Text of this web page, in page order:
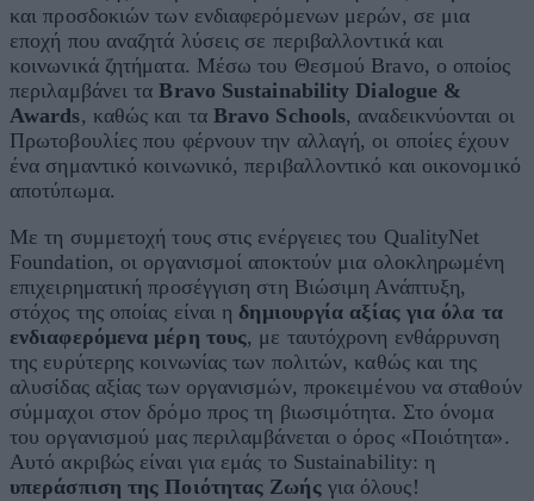
και προσδοκιών των ενδιαφερόμενων μερών, σε μια
εποχή που αναζητά λύσεις σε περιβαλλοντικά και
κοινωνικά ζητήματα. Μέσω του Θεσμού Bravo, o οποίος
περιλαμβάνει ταBravo Sustainability Dialogue &
Awards, καθώς και τα Bravo Schools, αναδεικνύονται οι
Πρωτοβουλίες που φέρνουν την αλλαγή, οι οποίες έχουν
ένα σημαντικό κοινωνικό, περιβαλλοντικό και οικονομικό
αποτύπωμα.
Με τη συμμετοχή τους στις ενέργειες του QualityNet
Foundation, οι οργανισμοί αποκτούν μια ολοκληρωμένη
επιχειρηματική προσέγγιση στη Βιώσιμη Ανάπτυξη,
στόχος της οποίας είναι η δημιουργία αξίας για όλα τα
ενδιαφερόμενα μέρη τους, με ταυτόχρονη ενθάρρυνση
της ευρύτερης κοινωνίας των πολιτών, καθώς και της
αλυσίδας αξίας των οργανισμών, προκειμένου να σταθούν
σύμμαχοι στον δρόμο προς τη βιωσιμότητα. Στο όνομα
του οργανισμού μας περιλαμβάνεται ο όρος «Ποιότητα».
Αυτό ακριβώς είναι για εμάς το Sustainability: η
υπεράσπιση της Ποιότητας Ζωήςγια όλους!